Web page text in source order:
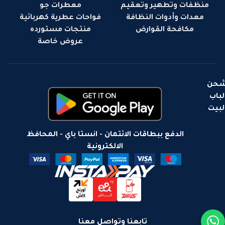
منظفات وتطهير وتعقيم
معدات وأدوات النظافة
مكافحة القوارض
معطرات جو
فواحات عطرية كهربائية
منتجات مستورده
عروض خاصة
لباب
تابعنا وتواصل معنا
الدفع ببطاقات الائتمان - انستا باي - المحافظ
الالكترونية